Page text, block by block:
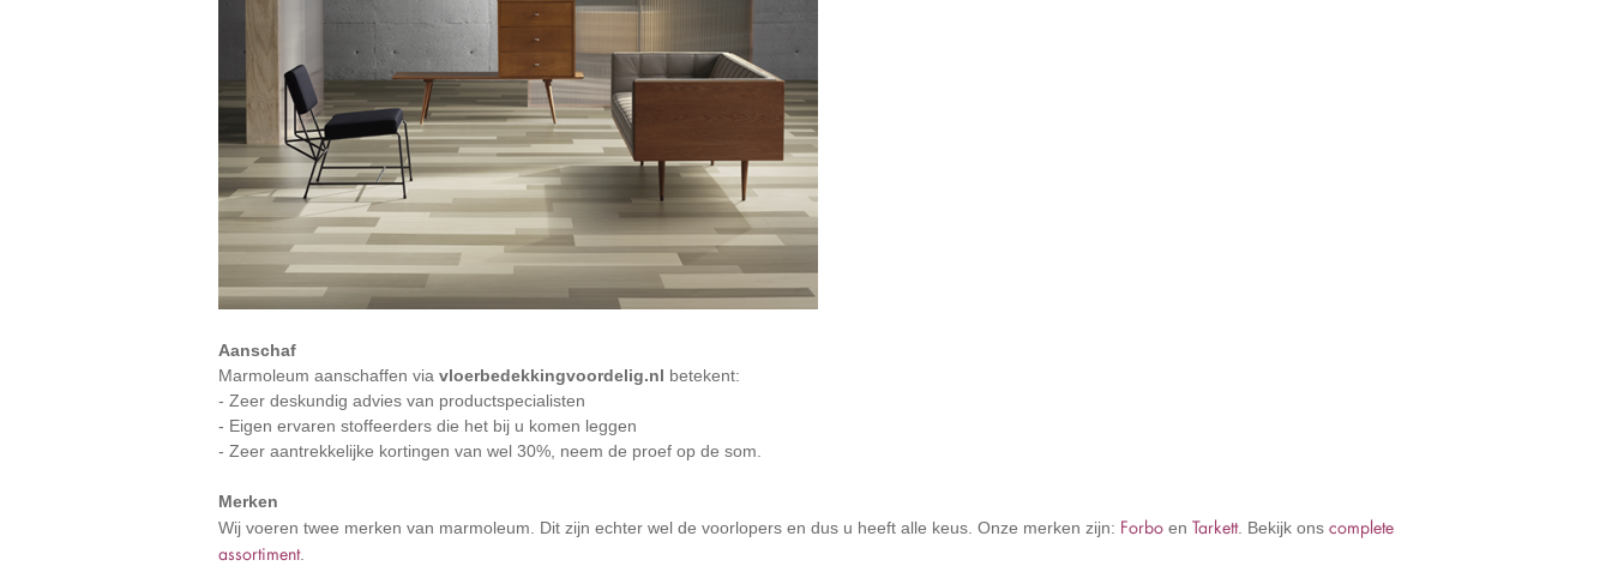
Aanschaf
Marmoleum aanschaffen via vloerbedekkingvoordelig.nl betekent:
- Zeer deskundig advies van productspecialisten
- Eigen ervaren stoffeerders die het bij u komen leggen
- Zeer aantrekkelijke kortingen van wel 30%, neem de proef op de som.
Merken
Wij voeren twee merken van marmoleum. Dit zijn echter wel de voorlopers en dus u heeft alle keus. Onze merken zijn: Forbo en Tarkett. Bekijk ons complete
assortiment.